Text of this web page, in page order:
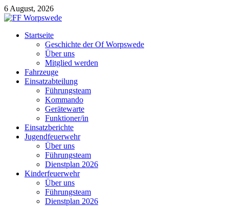
6 August, 2026
Startseite
Geschichte der Of Worpswede
Über uns
Mitglied werden
Fahrzeuge
Einsatzabteilung
Führungsteam
Kommando
Gerätewarte
Funktioner/in
Einsatzberichte
Jugendfeuerwehr
Über uns
Führungsteam
Dienstplan 2026
Kinderfeuerwehr
Über uns
Führungsteam
Dienstplan 2026